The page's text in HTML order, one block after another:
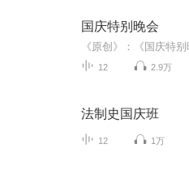
国庆特别晚会
12 2.9万
法制史国庆班
12 1万